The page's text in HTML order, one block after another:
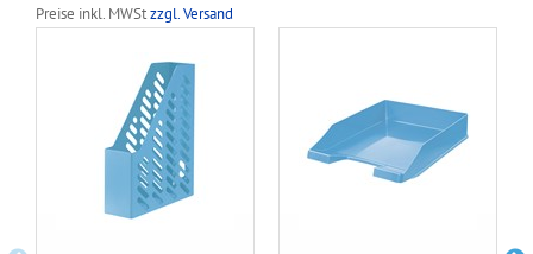
Preise inkl. MWStzzgl. Versand